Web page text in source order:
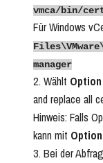
vmca/bin/
Für Windows
manager
Wählt
and replace all
Hinweis: Falls
kann mit
Bei der